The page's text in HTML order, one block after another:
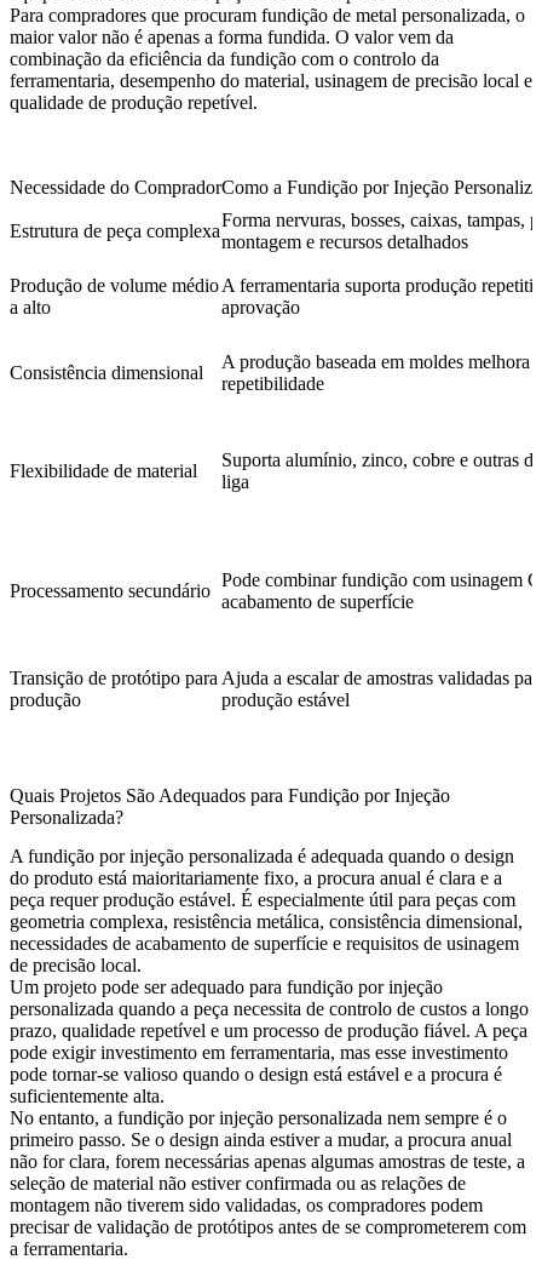
Para compradores que procuram fundição de metal personalizada, o
maior valor não é apenas a forma fundida. O valor vem da
combinação da eficiência da fundição com o controlo da
ferramentaria, desempenho do material, usinagem de precisão local e
qualidade de produção repetível.
Necessidade do CompradorComo a Fundição por Injeção
Estrutura de peça complexa
Forma nervuras, bosses, caixas, tampas,
montagem e recursos detalhados
Produção de volume médio
a alto
A ferramentaria suporta produção
aprovação
Consistência dimensional
A produção baseada em moldes melhora a
repetibilidade
Flexibilidade de material
Suporta alumínio, zinco, cobre e outras
liga
Processamento secundário
Pode combinar fundição com usinagem
acabamento de superfície
Transição de protótipo para
produção
Ajuda a escalar de amostras validadas
produção estável
Quais Projetos São Adequados para Fundição por Injeção
Personalizada?
A fundição por injeção personalizada é adequada quando o design
do produto está maioritariamente fixo, a procura anual é clara e a
peça requer produção estável. É especialmente útil para peças com
geometria complexa, resistência metálica, consistência dimensional,
necessidades de acabamento de superfície e requisitos de usinagem
de precisão local.
Um projeto pode ser adequado para fundição por injeção
personalizada quando a peça necessita de controlo de custos a longo
prazo, qualidade repetível e um processo de produção fiável. A peça
pode exigir investimento em ferramentaria, mas esse investimento
pode tornar-se valioso quando o design está estável e a procura é
suficientemente alta.
No entanto, a fundição por injeção personalizada nem sempre é o
primeiro passo. Se o design ainda estiver a mudar, a procura anual
não for clara, forem necessárias apenas algumas amostras de teste, a
seleção de material não estiver confirmada ou as relações de
montagem não tiverem sido validadas, os compradores podem
precisar de validação de protótipos antes de se comprometerem com
a ferramentaria.